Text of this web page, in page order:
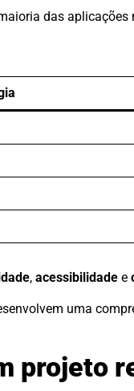
das
, acessibilidade e
uma
projeto